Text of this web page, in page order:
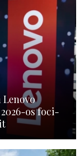
os foci-